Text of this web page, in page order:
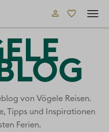
von Vögele Reisen.
Tipps und Inspirationen
Ferien.